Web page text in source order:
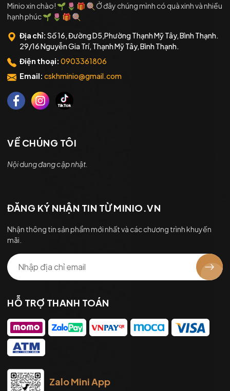
Minio xin chào! 🌱 🌷 🎁 🍭 Ở đây chúng mình có quà xinh và nhiều
hạnh phúc 🌱 🌷 🎁 🍭
Địa chỉ: Số 16, Đường D5,Phường Thạnh Mỹ Tây, Bình Thạnh.
29/16 Nguyễn Gia Trí, Thạnh Mỹ Tây, Bình Thạnh.
Điện thoại: 0903361806
Email: cskhminio@gmail.com
VỀ CHÚNG TÔI
Nội dung đang cập nhật.
ĐĂNG KÝ NHẬN TIN TỪ MINIO.VN
Nhận thông tin sản phẩm mới nhất và các chương trình khuyến
mãi.
HỖ TRỢ THANH TOÁN
Zalo Mini App